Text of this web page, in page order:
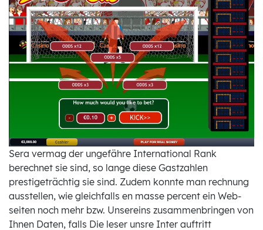
Sera vermag der unge­fähre International Rank
berechnet sie sind, so lange diese Gast­zahlen
prestigeträchtig sie sind. Zudem konnte man rechnung
ausstellen, wie gleichfalls en masse percent ein Web­
seiten noch mehr bzw. Unsereins zusammenbringen von
Ihnen Daten, falls Die leser unsre Inter auftritt